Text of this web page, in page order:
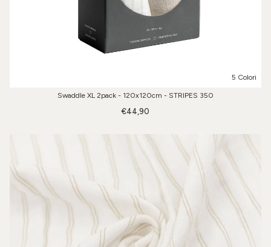
5 Colori
Swaddle XL 2pack - 120x120cm - STRIPES 350
€44,90